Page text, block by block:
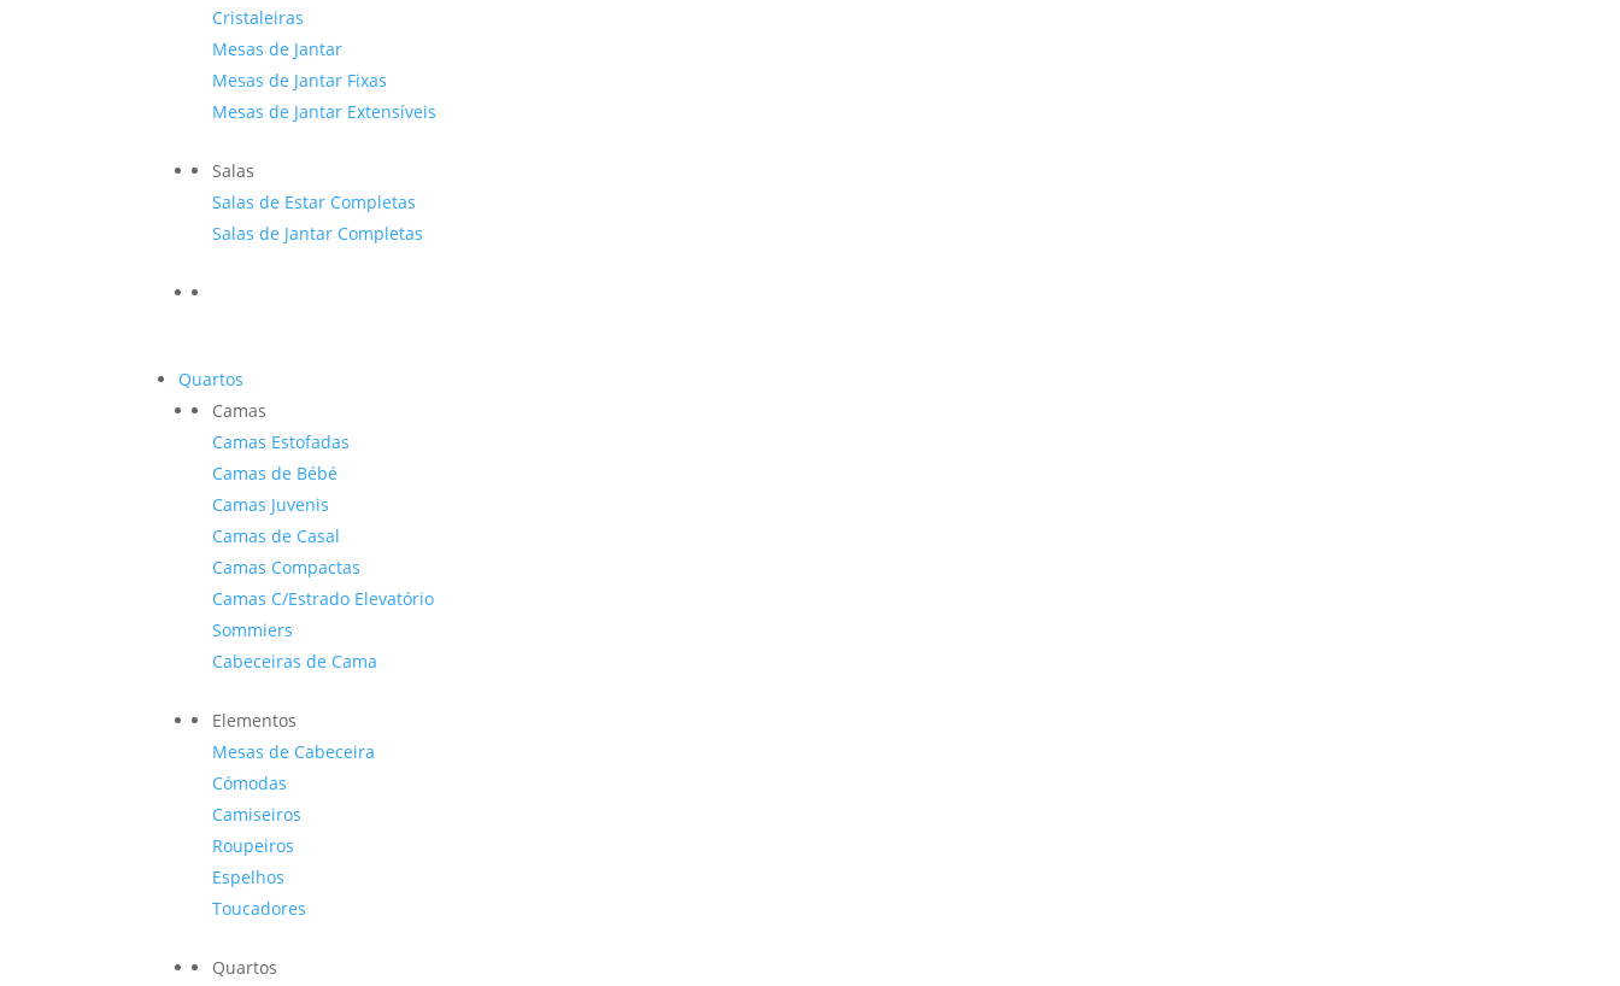
Cristaleiras
Mesas de Jantar
Mesas de Jantar Fixas
Mesas de Jantar Extensíveis
Salas
Salas de Estar Completas
Salas de Jantar Completas
Quartos
Camas
Camas Estofadas
Camas de Bébé
Camas Juvenis
Camas de Casal
Camas Compactas
Camas C/Estrado Elevatório
Sommiers
Cabeceiras de Cama
Elementos
Mesas de Cabeceira
Cómodas
Camiseiros
Roupeiros
Espelhos
Toucadores
Quartos